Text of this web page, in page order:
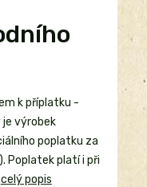
k příplatku -
výrobek
poplatku za
Poplatek platí i při
celý popis